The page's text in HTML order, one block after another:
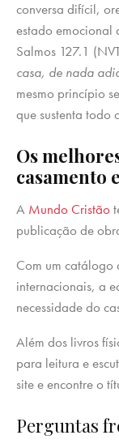
conversa difícil,
estado emocional
Salmos 127.1
casa, de nada
mesmo princípio
que sustenta todo
Os
casamento
A Mundo Cristão
publicação de
Com um catálogo
internacionais, a
necessidade do
Além dos livros
para leitura e
site e encontre o
Perguntas